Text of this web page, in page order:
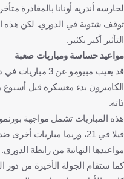
لحارسه أندريه أونانا بالمغادرة
توقف شتوية في الدوري. لكن هذه
التأثير أكبر بكثير.
مواعيد حساسة ومباريات صعبة
قد يغيب مبيومو
ذاته.
فيلا في 21، وربما مباريات
مواعيدها النهائية من رابطة الدوري.